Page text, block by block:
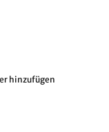
hinzufügen